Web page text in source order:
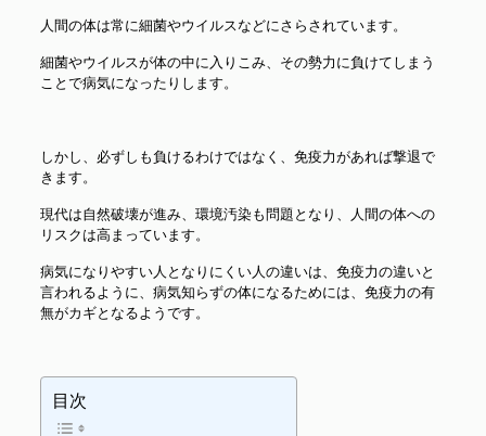
人間の体は常に細菌やウイルスなどにさらされています。
細菌やウイルスが体の中に入りこみ、その勢力に負けてしまう
ことで病気になったりします。
しかし、必ずしも負けるわけではなく、免疫力があれば撃退で
きます。
現代は自然破壊が進み、環境汚染も問題となり、人間の体への
リスクは高まっています。
病気になりやすい人となりにくい人の違いは、免疫力の違いと
言われるように、病気知らずの体になるためには、免疫力の有
無がカギとなるようです。
目次